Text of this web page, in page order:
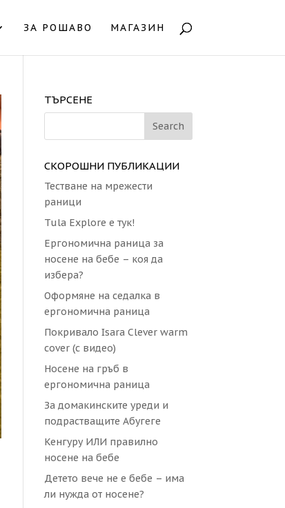
ЗА РОШАВО МАГАЗИН
ТЪРСЕНЕ
СКОРОШНИ ПУБЛИКАЦИИ
Тестване на мрежести
раници
Tula Explore е тук!
Eргономична раница за
носене на бебе – коя да
избера?
Оформяне на седалка в
ергономична раница
Покривало Isara Clever warm
cover (с видео)
Носене на гръб в
ергономична раница
За домакинските уреди и
подрастващите Абугеге
Кенгуру ИЛИ правилно
носене на бебе
Детето вече не е бебе – има
ли нужда от носене?